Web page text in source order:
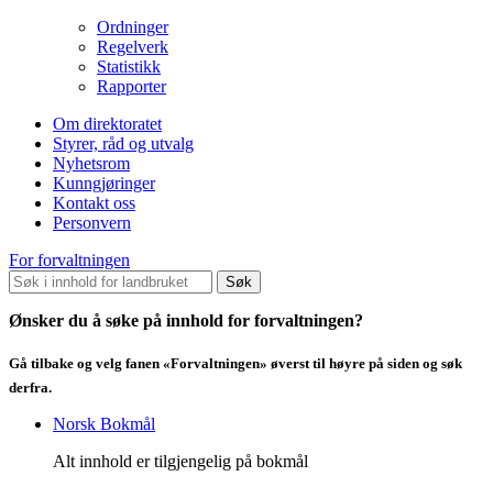
Ordninger
Regelverk
Statistikk
Rapporter
Om direktoratet
Styrer, råd og utvalg
Nyhetsrom
Kunngjøringer
Kontakt oss
Personvern
For forvaltningen
Søk
Ønsker du å søke på innhold for forvaltningen?
Gå tilbake og velg fanen «Forvaltningen» øverst til høyre på siden og søk
derfra.
Norsk Bokmål
Alt innhold er tilgjengelig på bokmål